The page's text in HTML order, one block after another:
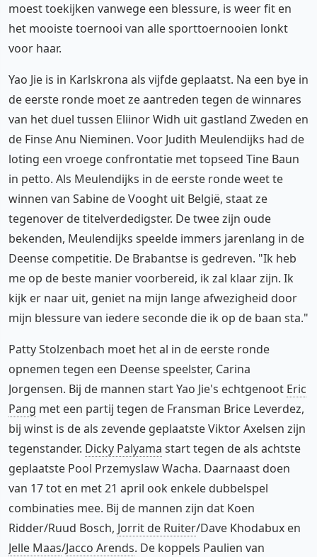
moest toekijken vanwege een blessure, is weer fit en
het mooiste toernooi van alle sporttoernooien lonkt
voor haar.
Yao Jie is in Karlskrona als vijfde geplaatst. Na een bye in
de eerste ronde moet ze aantreden tegen de winnares
van het duel tussen Eliinor Widh uit gastland Zweden en
de Finse Anu Nieminen. Voor Judith Meulendijks had de
loting een vroege confrontatie met topseed Tine Baun
in petto. Als Meulendijks in de eerste ronde weet te
winnen van Sabine de Vooght uit België, staat ze
tegenover de titelverdedigster. De twee zijn oude
bekenden, Meulendijks speelde immers jarenlang in de
Deense competitie. De Brabantse is gedreven. "Ik heb
me op de beste manier voorbereid, ik zal klaar zijn. Ik
kijk er naar uit, geniet na mijn lange afwezigheid door
mijn blessure van iedere seconde die ik op de baan sta."
Patty Stolzenbach moet het al in de eerste ronde
opnemen tegen een Deense speelster, Carina
Jorgensen. Bij de mannen start Yao Jie's echtgenoot Eric
Pang met een partij tegen de Fransman Brice Leverdez,
bij winst is de als zevende geplaatste Viktor Axelsen zijn
tegenstander. Dicky Palyama start tegen de als achtste
geplaatste Pool Przemyslaw Wacha. Daarnaast doen
van 17 tot en met 21 april ook enkele dubbelspel
combinaties mee. Bij de mannen zijn dat Koen
Ridder/Ruud Bosch, Jorrit de Ruiter/Dave Khodabux en
Jelle Maas/Jacco Arends. De koppels Paulien van